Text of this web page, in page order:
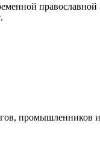
православной
промышленников